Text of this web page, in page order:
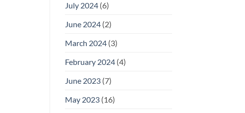
July 2024(6)
June 2024(2)
March 2024(3)
February 2024(4)
June 2023(7)
May 2023(16)